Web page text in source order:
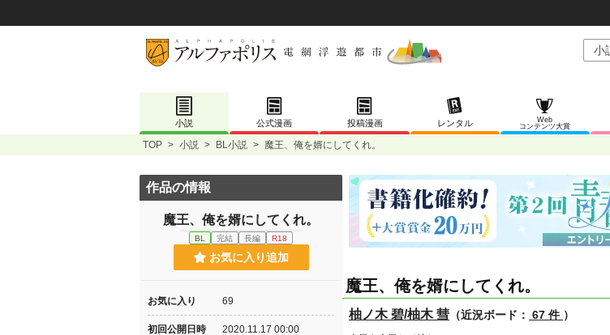
小説 公式漫画 投稿漫画 レンタル
Web
コンテンツ大賞
TOP > 小説 > BL小説 > 魔王、俺を婿にしてくれ。
魔王、俺を婿にしてくれ。
柚ノ木 碧/柚木 彗 （近況ボード： 67 件 ）
作品の情報
魔王、俺を婿にしてくれ。
BL 完結 長編 R18
お気に入り追加
お気に入り 69
初回公開日時 2020.11.17 00:00